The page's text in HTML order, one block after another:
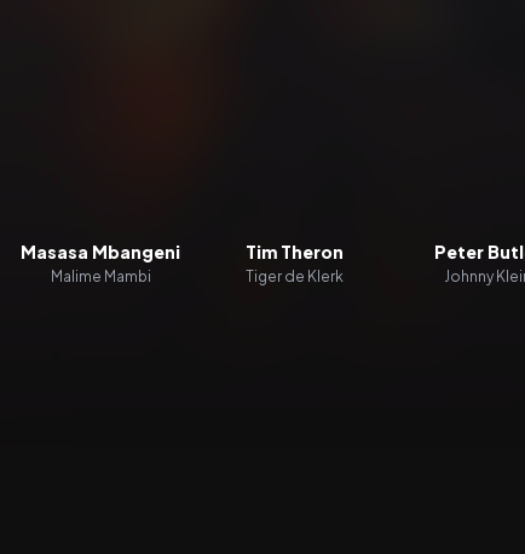
Masasa Mbangeni
Malime Mambi
Tim Theron
Tiger de Klerk
Peter
Johnny